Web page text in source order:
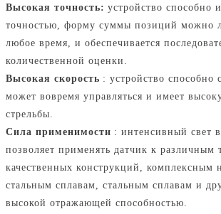
Высокая точность: устройство способно
точностью, форму суммы позиций можно
любое время, и обеспечивается
количественной оценки.
Высокая скорость : устройство способно
может вовремя управляться и имеет
стрельбы.
Сила применимости : интенсивный свет
позволяет применять датчик к различным
качественных конструкций, комплексным
стальным сплавам, стальным сплавам и
высокой отражающей способностью.